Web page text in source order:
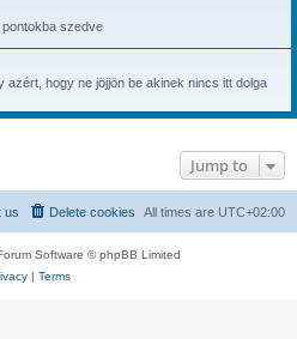
szedve
azért, hogy ne jöjjön be akinek nincs itt dolga
Jump to
All times are UTC+02:00
Delete cookies
us
Software © phpBB Limited
| Terms